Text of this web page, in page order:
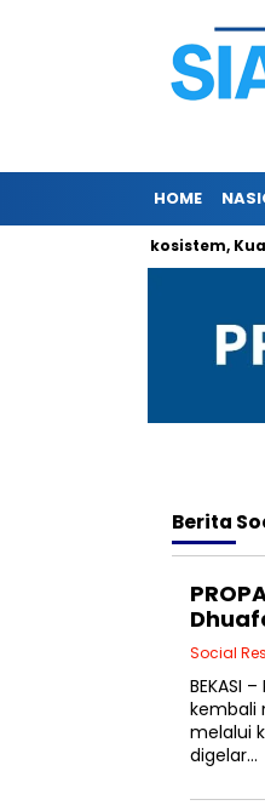
HOME
Perkenalkan Ekosistem,
Berita
Social
BEKASI
kembali
melalui
digelar…